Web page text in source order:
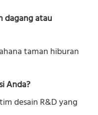
dagang atau
taman hiburan
Anda?
desain R&D yang